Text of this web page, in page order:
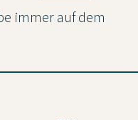
immer auf dem